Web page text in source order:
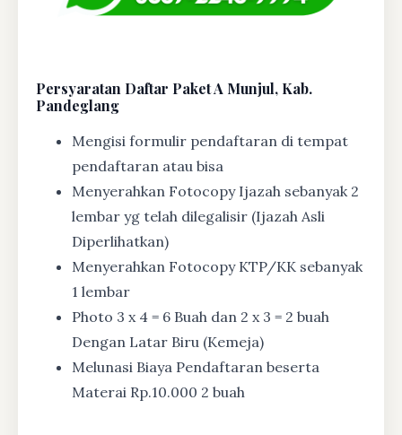
Persyaratan Daftar Paket A Munjul, Kab.
Pandeglang
Mengisi formulir pendaftaran di tempat
pendaftaran atau bisa
Menyerahkan Fotocopy Ijazah sebanyak 2
lembar yg telah dilegalisir (Ijazah Asli
Diperlihatkan)
Menyerahkan Fotocopy KTP/KK sebanyak
1 lembar
Photo 3 x 4 = 6 Buah dan 2 x 3 = 2 buah
Dengan Latar Biru (Kemeja)
Melunasi Biaya Pendaftaran beserta
Materai Rp.10.000 2 buah